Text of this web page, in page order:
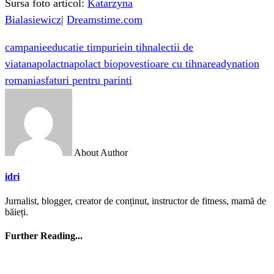
Sursa foto articol: Katarzyna
Bialasiewicz| Dreamstime.com
campanieeducatie timpuriein tihnalectii de
viatanapolactnapolact biopovestioare cu tihnareadynation
romaniasfaturi pentru parinti
About Author
idri
Jurnalist, blogger, creator de conținut, instructor de fitness, mamă de
băieți.
Further Reading...